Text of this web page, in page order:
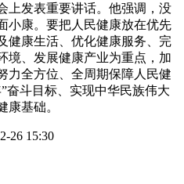
上发表重要讲话。他强调，没
小康。要把人民健康放在优先
健康生活、优化健康服务、完
境、发展健康产业为重点，加
力全方位、全周期保障人民健
奋斗目标、实现中华民族伟大
康基础。
26 15:30